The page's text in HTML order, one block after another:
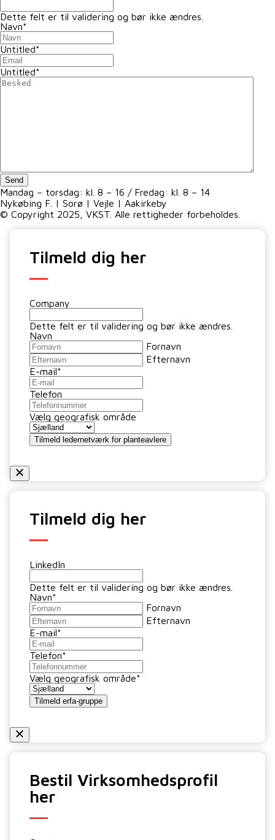
Dette felt er til validering og bør ikke ændres.
Navn*
Untitled*
Untitled*
Send
Mandag – torsdag: kl. 8 – 16 / Fredag: kl. 8 – 14
Nykøbing F. | Sorø | Vejle | Aakirkeby
© Copyright 2025, VKST. Alle rettigheder forbeholdes.
Tilmeld dig her
Company
Dette felt er til validering og bør ikke ændres.
Navn
Fornavn
Efternavn
E-mail*
Telefon
Vælg geografisk område
Tilmeld ledernetværk for planteavlere
Tilmeld dig her
LinkedIn
Dette felt er til validering og bør ikke ændres.
Navn*
Fornavn
Efternavn
E-mail*
Telefon*
Vælg geografisk område*
Tilmeld erfa-gruppe
Bestil Virksomhedsprofil
her